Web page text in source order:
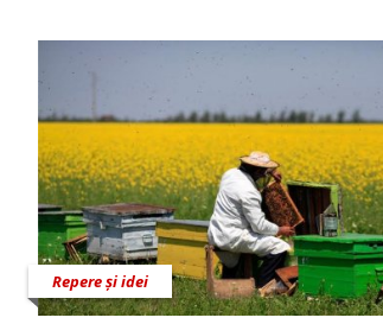
Repere și idei